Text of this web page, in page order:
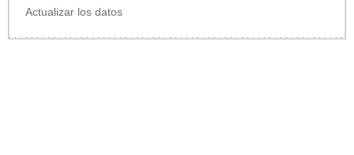
Actualizar los datos